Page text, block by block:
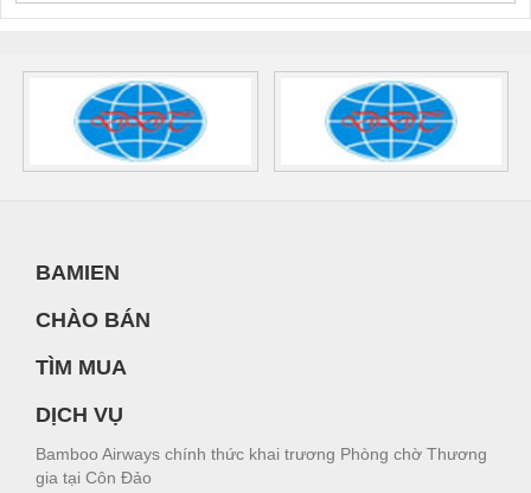
BAMIEN
CHÀO BÁN
TÌM MUA
DỊCH VỤ
Bamboo Airways chính thức khai trương Phòng chờ Thương
gia tại Côn Đảo